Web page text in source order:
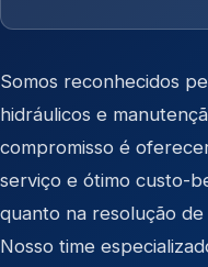
Somos reconhecidos
hidráulicos e
compromisso é
serviço e ótimo custo-
quanto na resolução de
Nosso time